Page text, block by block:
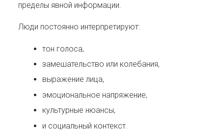
пределы явной информации.
Люди постоянно интерпретируют:
тон голоса,
замешательство или колебания,
выражение лица,
эмоциональное напряжение,
культурные нюансы,
и социальный контекст.